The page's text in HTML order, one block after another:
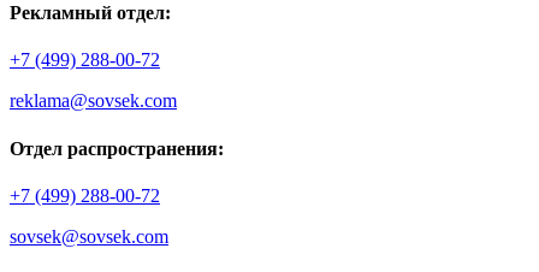
Рекламный отдел:
+7 (499) 288-00-72
reklama@sovsek.com
Отдел распространения:
+7 (499) 288-00-72
sovsek@sovsek.com